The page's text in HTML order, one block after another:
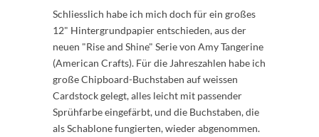
Schliesslich habe ich mich doch für ein großes
12" Hintergrundpapier entschieden, aus der
neuen "Rise and Shine" Serie von Amy Tangerine
(American Crafts). Für die Jahreszahlen habe ich
große Chipboard-Buchstaben auf weissen
Cardstock gelegt, alles leicht mit passender
Sprühfarbe eingefärbt, und die Buchstaben, die
als Schablone fungierten, wieder abgenommen.